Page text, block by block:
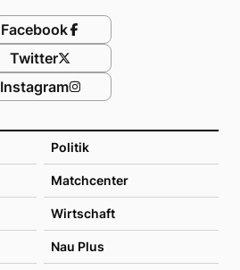
Politik
Matchcenter
Wirtschaft
Nau Plus
Facebook
Twitter
Instagram